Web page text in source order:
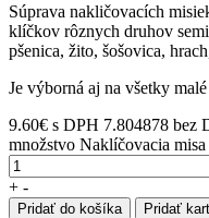
Súprava nakličovacích
klíčkov rôznych druhov
pšenica, žito, šošovica,
Je výborná aj na všetky
9.60€ s DPH 7.804878 bez
množstvo Naklíčovacia
+ -
Pridať do košíka Pridať